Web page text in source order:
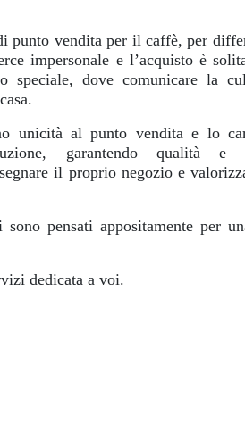
punto vendita per il caffè, per
impersonale e l’acquisto è
speciale, dove comunicare la
unicità al punto vendita e lo
garantendo qualità e
il proprio negozio e
pensati appositamente per
dedicata a voi.